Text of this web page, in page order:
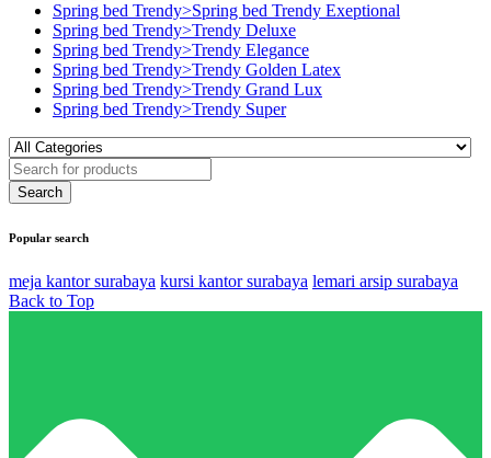
Spring bed Trendy>Spring bed Trendy Exeptional
Spring bed Trendy>Trendy Deluxe
Spring bed Trendy>Trendy Elegance
Spring bed Trendy>Trendy Golden Latex
Spring bed Trendy>Trendy Grand Lux
Spring bed Trendy>Trendy Super
Popular search
meja kantor surabaya kursi kantor surabaya lemari arsip surabaya
Back to Top